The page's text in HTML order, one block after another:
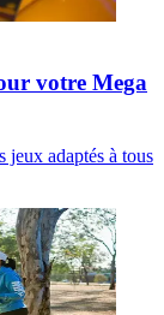
votre Mega
jeux adaptés à tous